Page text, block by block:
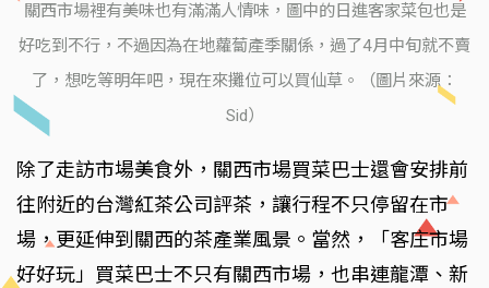
關西市場裡有美味也有滿滿人情味，圖中的日進客家菜包也是
好吃到不行，不過因為在地蘿蔔產季關係，過了4月中旬就不賣
了，想吃等明年吧，現在來攤位可以買仙草。（圖片來源：
Sid）
除了走訪市場美食外，關西市場買菜巴士還會安排前
往附近的台灣紅茶公司評茶，讓行程不只停留在市
場，更延伸到關西的茶產業風景。當然，「客庄市場
好好玩」買菜巴士不只有關西市場，也串連龍潭、新